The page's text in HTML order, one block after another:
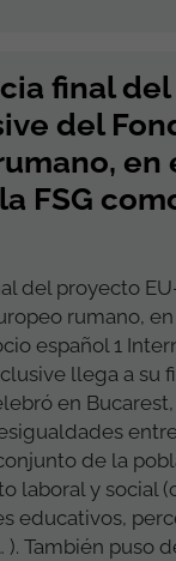
final
del
en
FSG
del proyecto
rumano,
español 1
llega a su
en
de la
laboral y social
educativos,
). También puso